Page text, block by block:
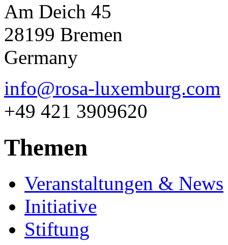
Am Deich 45
28199 Bremen
Germany
info@rosa-luxemburg.com
+49 421 3909620
Themen
Veranstaltungen & News
Initiative
Stiftung